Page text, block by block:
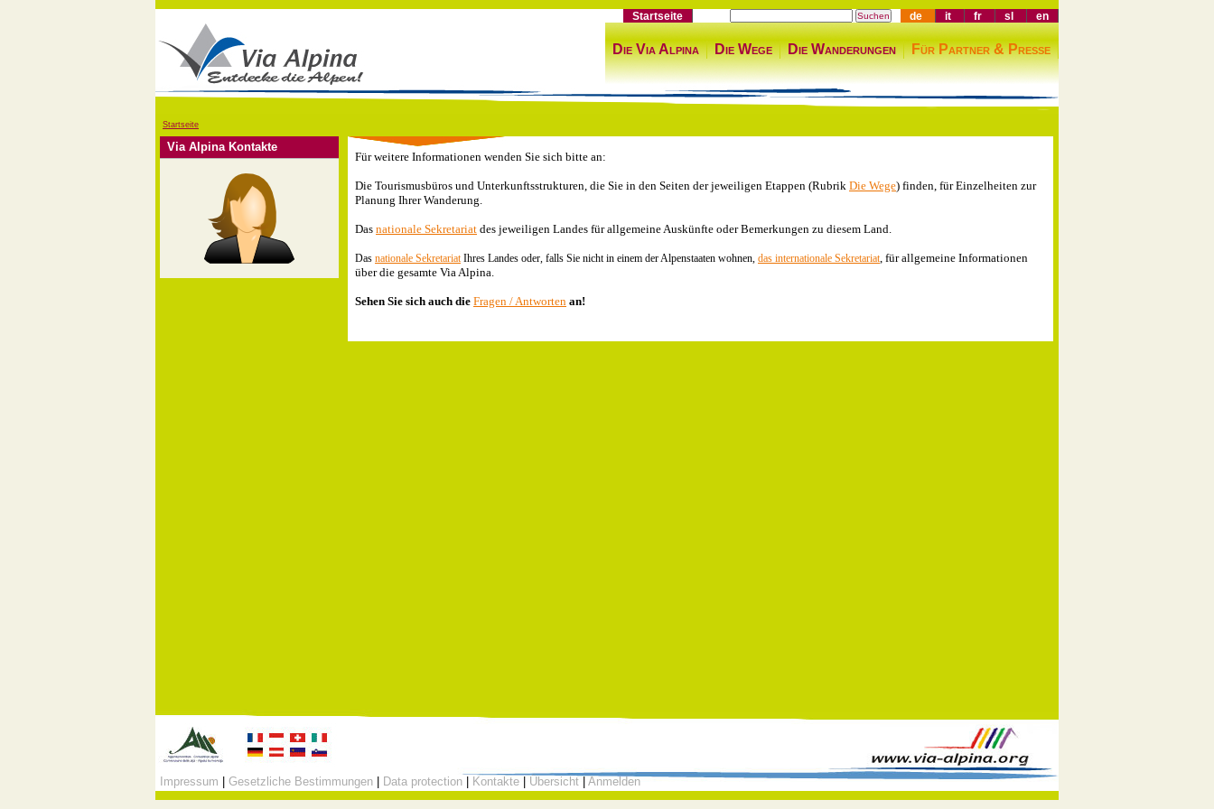
Startseite de it fr sl en
Die Via Alpina Die Wege Die Wanderungen Für Partner & Presse
Startseite
Via Alpina Kontakte
Für weitere Informationen wenden Sie sich bitte an:
Die Tourismusbüros und Unterkunftsstrukturen, die Sie in den Seiten der jeweiligen Etappen (Rubrik Die Wege) finden, für Einzelheiten zur
Planung Ihrer Wanderung.
Das nationale Sekretariat des jeweiligen Landes für allgemeine Auskünfte oder Bemerkungen zu diesem Land.
Das nationale SekretariatIhres Landes oder, falls Sie nicht in einem der Alpenstaaten wohnen, das internationale Sekretariat, für allgemeine Informationen
über die gesamte Via Alpina.
Sehen Sie sich auch die Fragen / Antworten an!
Impressum Gesetzliche Bestimmungen Data protection Kontakte Übersicht Anmelden